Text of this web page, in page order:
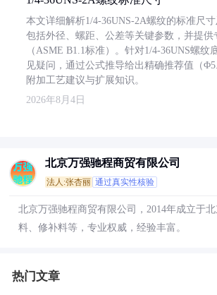
本文详细解析1/4-36UNS-2A螺纹的标准尺寸
包括外径、螺距、公差等关键参数，并提供
（ASME B1.1标准）。针对1/4-36UNS螺纹
见疑问，通过公式推导给出精确推荐值（
附加工艺建议与扩展知识。
2026年8月4日
北京万强驰程商贸有限公司
法人:张杏丽 通过真实性核验
北京万强驰程商贸有限公司，2014年成立于
料、修补料等，专业权威，经验丰富。
热门文章